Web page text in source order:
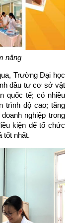
năng
Trường Đại học
đầu tư cơ sở vật
quốc tế; có nhiều
trình độ cao; tăng
nghiệp trong
kiện để tổ chức
tốt nhất.